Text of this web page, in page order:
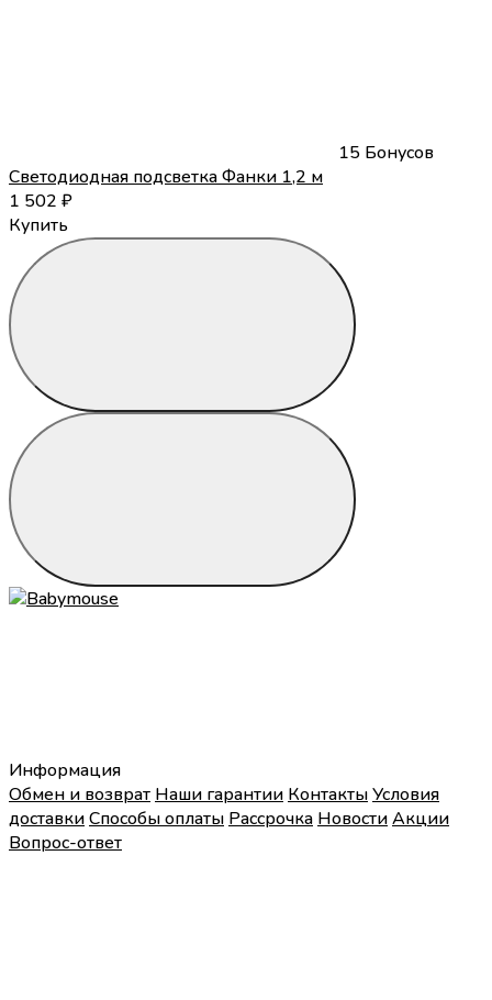
15 Бонусов
Светодиодная подсветка Фанки 1,2 м
1 502 ₽
Купить
Информация
Обмен и возврат Наши гарантии КонтактыУсловия
доставкиСпособы оплаты Рассрочка НовостиАкции
Вопрос-ответ